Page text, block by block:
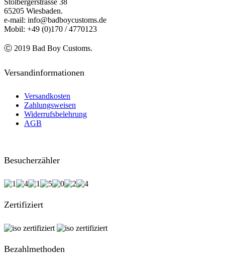
65205 Wiesbaden.
e-mail: info@badboycustoms.de
Mobil: +49 (0)170 / 4770123
Ⓒ 2019 Bad Boy Customs.
Versandinformationen
Versandkosten
Zahlungsweisen
Widerrufsbelehrung
AGB
Besucherzähler
Zertifiziert
Bezahlmethoden